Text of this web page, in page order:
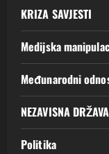
KRIZA SAVJESTI
Medijska
Međunarodni
NEZAVISNA
Politika